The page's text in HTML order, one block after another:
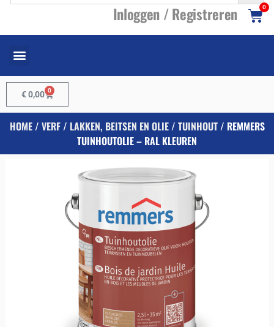
Inloggen /Registreren 0
€0,00 0
HOME/ VERF/ LAKKEN, BEITSEN EN OLIE/ TUINHOUT/ REMMERS
TUINHOUTOLIE – RAL KLEUREN